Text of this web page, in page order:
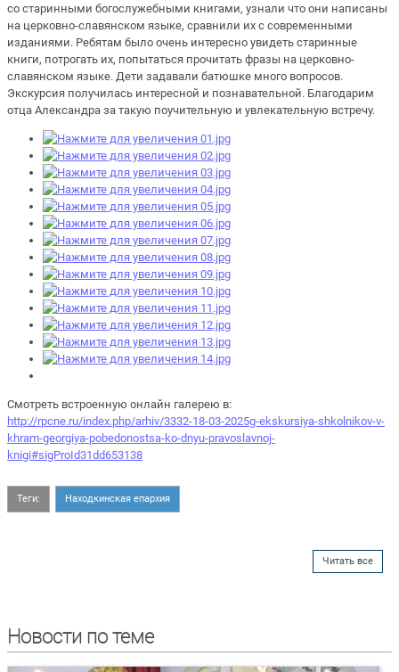
со старинными богослужебными книгами, узнали что они написаны
на церковно-славянском языке, сравнили их с современными
изданиями. Ребятам было очень интересно увидеть старинные
книги, потрогать их, попытаться прочитать фразы на церковно-
славянском языке. Дети задавали батюшке много вопросов.
Экскурсия получилась интересной и познавательной. Благодарим
отца Александра за такую поучительную и увлекательную встречу.
Смотреть встроенную онлайн галерею в:
http://rpcne.ru/index.php/arhiv/3332-18-03-2025g-ekskursiya-shkolnikov-v-
khram-georgiya-pobedonostsa-ko-dnyu-pravoslavnoj-
knigi#sigProId31dd653138
Теги: Находкинская епархия
Читать все
Новости по теме